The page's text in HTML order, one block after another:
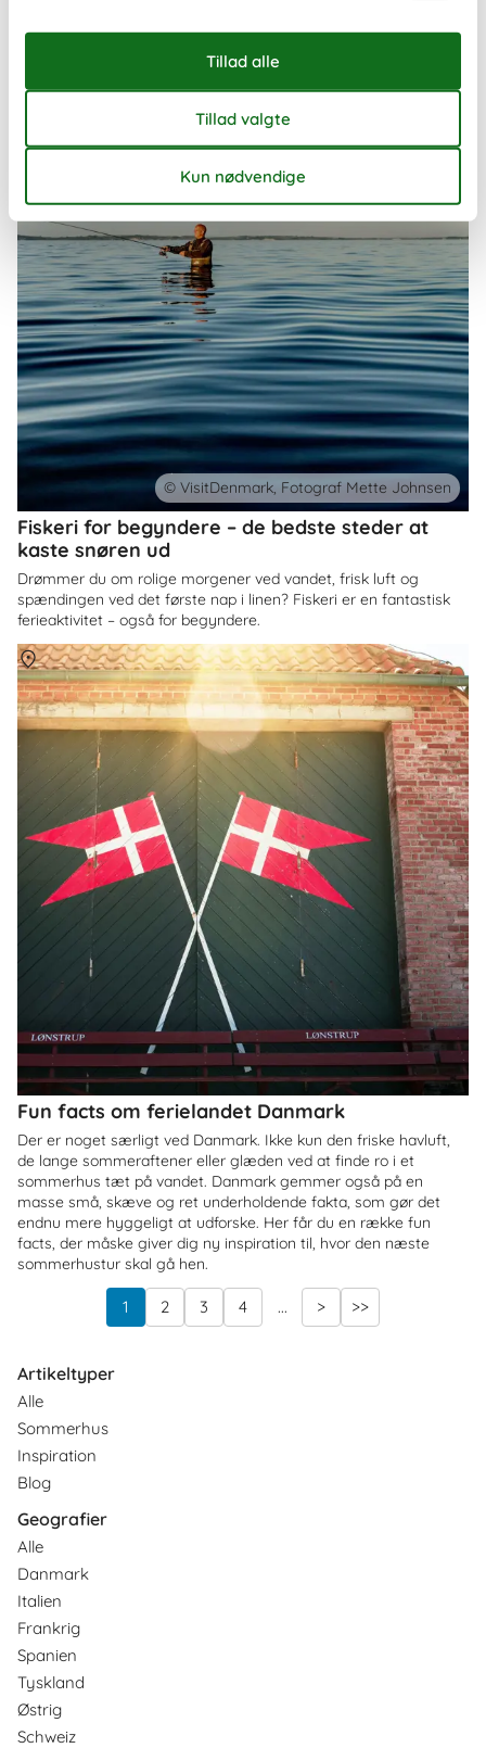
eller en mindre gruppe venner.
Fiskeri for begyndere – de bedste steder at
kaste snøren ud
Drømmer du om rolige morgener ved vandet, frisk luft og
spændingen ved det første nap i linen? Fiskeri er en fantastisk
ferieaktivitet – også for begyndere.
© VisitDenmark, Fotograf Mette Johnsen
Fun facts om ferielandet Danmark
Der er noget særligt ved Danmark. Ikke kun den friske havluft,
de lange sommeraftener eller glæden ved at finde ro i et
sommerhus tæt på vandet. Danmark gemmer også på en
masse små, skæve og ret underholdende fakta, som gør det
endnu mere hyggeligt at udforske. Her får du en række fun
facts, der måske giver dig ny inspiration til, hvor den næste
sommerhustur skal gå hen.
OmDanmark
1 2 3 4 ... > >>
Artikeltyper
Alle
Sommerhus
Inspiration
Blog
Geografier
Alle
Danmark
Italien
Frankrig
Spanien
Tyskland
Østrig
Schweiz